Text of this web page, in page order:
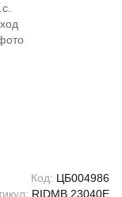
Код: ЦБ004986
RIDMB 23040E